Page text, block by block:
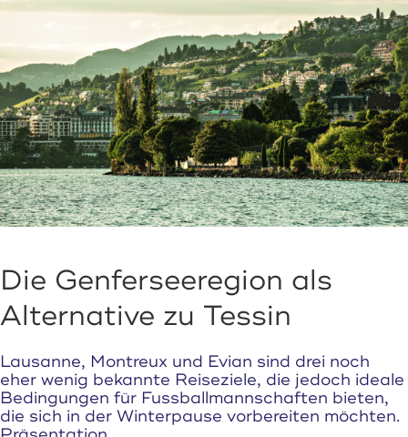
Die Genferseeregion als
Alternative zu Tessin
Lausanne, Montreux und Evian sind drei noch
eher wenig bekannte Reiseziele, die jedoch ideale
Bedingungen für Fussballmannschaften bieten,
die sich in der Winterpause vorbereiten möchten.